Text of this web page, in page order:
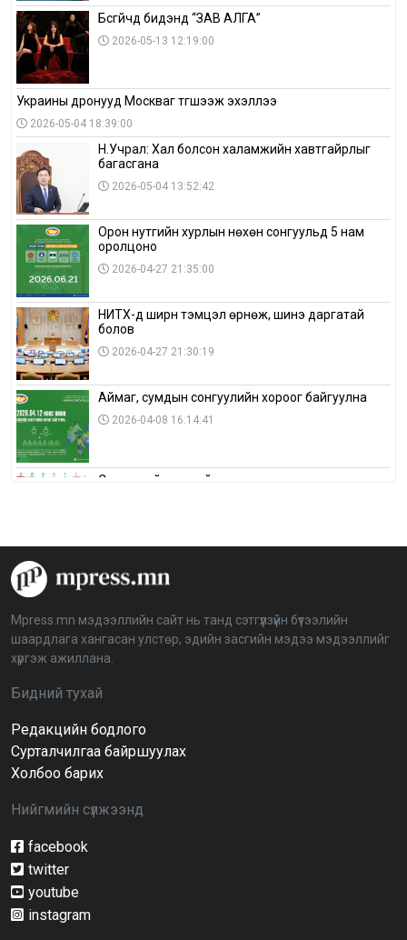
Бүсгүйчүүд бидэнд “ЗАВ АЛГА”
2026-05-13 12:19:00
Украины дронууд Москваг түгшээж эхэллээ
2026-05-04 18:39:00
Н.Учрал: Хал болсон халамжийн хавтгайрлыг
багасгана
2026-05-04 13:52:42
Орон нутгийн хурлын нөхөн сонгуульд 5 нам
оролцоно
2026-04-27 21:35:00
НИТХ-д ширүүн тэмцэл өрнөж, шинэ даргатай
болов
2026-04-27 21:30:19
Аймаг, сумдын сонгуулийн хороог байгуулна
2026-04-08 16:14:41
Сонгуулийн хуулийн зөрчил, шалгах,
аймагт үргэлжилж байна
BTS-ийн тоглолтыг Netflix дэлхий даяар шууд
дамжуулна
Иргэдийн төлөөлөгчдийн хурлын 2026 оны
нөхөн сонгууль 6 дугаар сарын 21-нд болно
Д.Тэгшбаяр: НҮБ-ын тогтоол санаачилж,
Mpress.mn мэдээллийн сайт нь танд сэтгүүлзүйн бүтээлийн
шаардлага хангасан улстөр, эдийн засгийн мэдээ мэдээллийг
хүргэж ажиллана.
Бидний тухай
Редакцийн бодлого
Сурталчилгаа байршуулах
Холбоо барих
Нийгмийн сүлжээнд
facebook
twitter
youtube
instagram